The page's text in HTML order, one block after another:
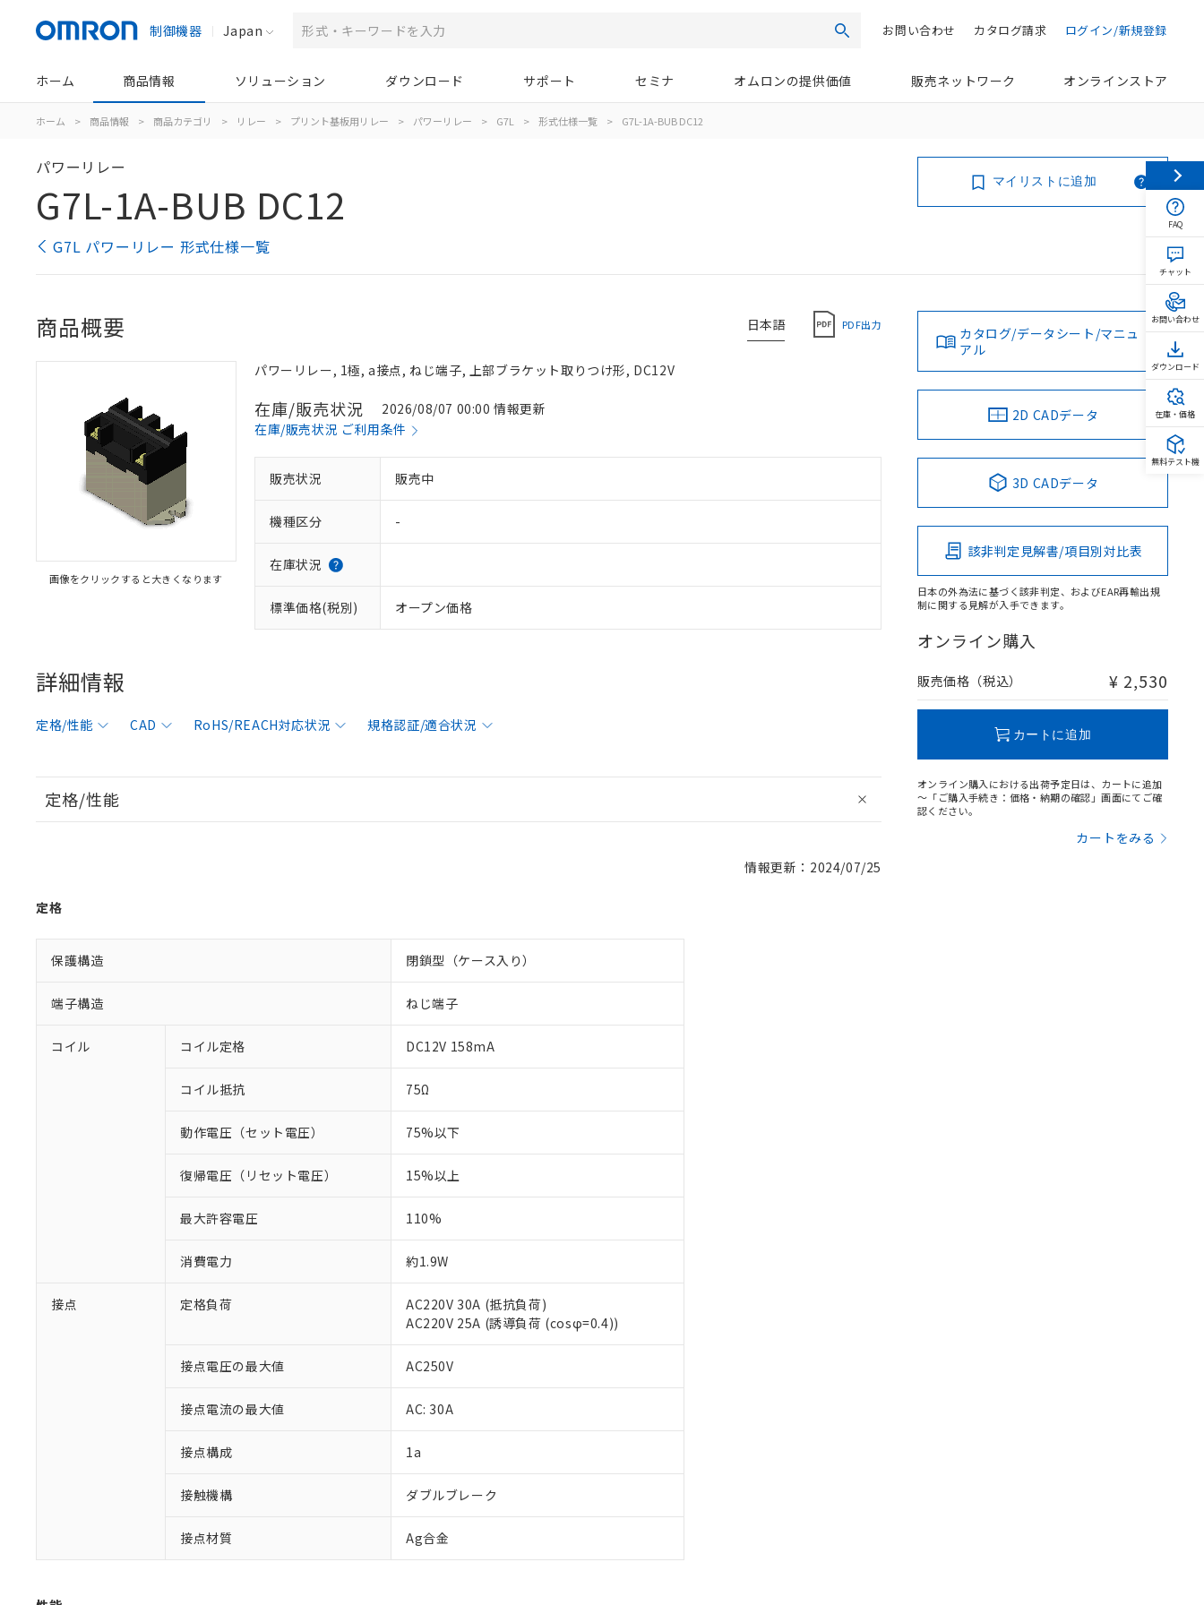
制御機器 Japan 検索 ログイン/新規登録
カタログ請求
お問い合わせ
ホーム 商品情報 ソリューション ダウンロード サポート セミナ オムロンの提供価値 販売ネットワーク オンラインストア
ホーム > 商品情報 > 商品カテゴリ > リレー > プリント基板用リレー > パワーリレー > G7L > 形式仕様一覧 > G7L-1A-BUB DC12
パワーリレー
G7L-1A-BUB DC12
G7L パワーリレー 形式仕様一覧
マイリストに追加
日本語 PDF出力
商品概要
画像をクリックすると大きくなります
パワーリレー, 1極, a接点, ねじ端子, 上部ブラケット取りつけ形, DC12V
在庫/販売状況
2026/08/07 00:00 情報更新
在庫/販売状況 ご利用条件
販売状況 販売中
機種区分 -
在庫状況
標準価格(税別) オープン価格
詳細情報
定格/性能 CAD RoHS/REACH対応状況 規格認証/適合状況
定格/性能
情報更新：2024/07/25
定格
保護構造 閉鎖型（ケース入り）
端子構造 ねじ端子
コイル コイル定格 DC12V 158mA
コイル抵抗 75Ω
動作電圧（セット電圧） 75%以下
復帰電圧（リセット電圧） 15%以上
最大許容電圧 110%
消費電力 約1.9W
接点 定格負荷
AC220V 30A (抵抗負荷)
AC220V 25A (誘導負荷 (cosφ=0.4))
接点電圧の最大値 AC250V
接点電流の最大値 AC: 30A
接点構成 1a
接触機構 ダブルブレーク
接点材質 Ag合金
カタログ/データシート/マニュ
アル
2D CADデータ
3D CADデータ
該非判定見解書/項目別対比表
日本の外為法に基づく該非判定、およびEAR再輸出規
制に関する見解が入手できます。
オンライン購入
販売価格（税込） ¥ 2,530
カートに追加
オンライン購入における出荷予定日は、カートに追加
～「ご購入手続き：価格・納期の確認」画面にてご確
認ください。
カートをみる
ご利用条件
以下の条件をお読みいただき、同意のうえご利用ください。
本サービスは、当社制御機器事業取扱商品の当社在庫状況および標準価格(税抜)を提供させていただ
対応済み：EU RoHS指令（10物質）の非含有に対応した製品が提供可能な商品です。
対応予定：EU RoHS指令（10物質）の非含有に対応した製品に切り替える予定のある商品です。
対応予定なし：EU RoHS指令（10物質）の非含有に非対応の商品で、対応品を出す予定はありません。
非該当品：ライセンス料など無形物で、有害物質有無と関係のない商品です。
仕入先様の事情により、非含有部品としていたものが、含有品と判明した場合などやむを得ず変更すること
*EU RoHS指令（10物質）：
※1 中国RoHS○×表
「○」：最大均質材料含有率が中国RoHSの基準値以下であることを示します。
「×」：最大均質材料含有率が中国RoHSの基準値を超えていることを示します。
当社は、これら貴社製品のうち、外国為替および外国貿易法に定める商品（以下｢規制貨物等」とい
FAQ
チャット
お問い合わせ
ダウンロード
在庫・価格
無料テスト機